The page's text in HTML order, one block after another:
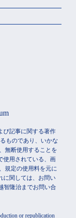
び記事に関する著作
ものであり、いかな
無断使用することを
使用されている、画
規定の使用料を元に
に関しては、お問い
智隆治までお問い合
or republication